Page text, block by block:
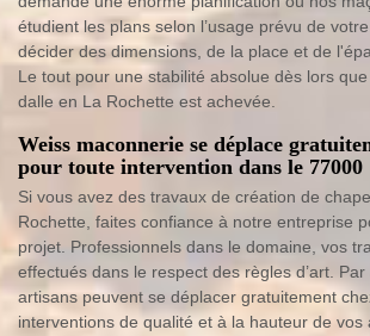
étudient les plans selon l’usage prévu de
décider des dimensions, de la place et de
Le tout pour une stabilité absolue dès lors
dalle en La Rochette est achevée.
Weiss maconnerie se déplace
pour toute intervention dans le 77000
Si vous avez des travaux de création de
Rochette, faites confiance à notre entreprise
projet. Professionnels dans le domaine, vos
effectués dans le respect des règles d’art.
artisans peuvent se déplacer gratuitement
interventions de qualité et à la hauteur de vos